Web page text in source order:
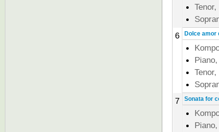
6
Dolce amor
7
Sonata for